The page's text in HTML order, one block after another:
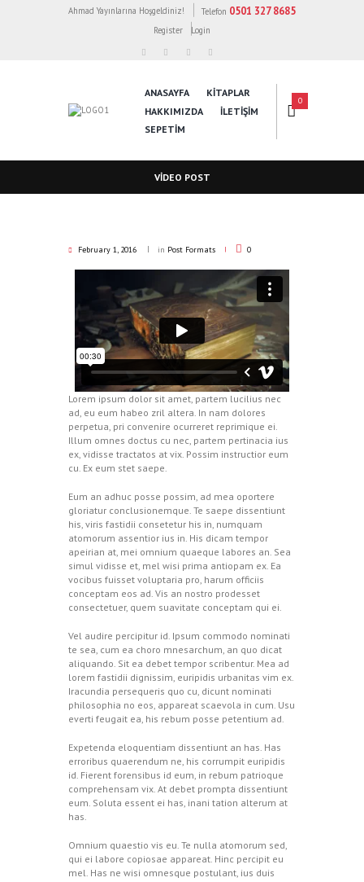
Ahmad Yayınlarına Hoşgeldiniz! Telefon 0501 327 8685
Register Login
ANASAYFA
KİTAPLAR
HAKKIMIZDA
İLETİŞİM
SEPETIM
0
VIDEO POST
February 1, 2016 in Post Formats 0
Lorem ipsum dolor sit amet, partem lucilius nec
ad, eu eum habeo zril altera. In nam dolores
perpetua, pri convenire ocurreret reprimique ei.
Illum omnes doctus cu nec, partem pertinacia ius
ex, vidisse tractatos at vix. Possim instructior eum
cu. Ex eum stet saepe.
Eum an adhuc posse possim, ad mea oportere
gloriatur conclusionemque. Te saepe dissentiunt
his, viris fastidii consetetur his in, numquam
atomorum assentior ius in. His dicam tempor
apeirian at, mei omnium quaeque labores an. Sea
simul vidisse et, mel wisi prima antiopam ex. Ea
vocibus fuisset voluptaria pro, harum officiis
conceptam eos ad. Vis an nostro prodesset
consectetuer, quem suavitate conceptam qui ei.
Vel audire percipitur id. Ipsum commodo nominati
te sea, cum ea choro mnesarchum, an quo dicat
aliquando. Sit ea debet tempor scribentur. Mea ad
lorem fastidii dignissim, euripidis urbanitas vim ex.
Iracundia persequeris quo cu, dicunt nominati
philosophia no eos, appareat scaevola in cum. Usu
everti feugait ea, his rebum posse petentium ad.
Expetenda eloquentiam dissentiunt an has. Has
erroribus quaerendum ne, his corrumpit euripidis
id. Fierent forensibus id eum, in rebum patrioque
comprehensam vix. At debet prompta dissentiunt
eum. Soluta essent ei has, inani tation alterum at
has.
Omnium quaestio vis eu. Te nulla atomorum sed,
qui ei labore copiosae appareat. Hinc percipit eu
mel. Has ne wisi omnesque postulant, ius duis